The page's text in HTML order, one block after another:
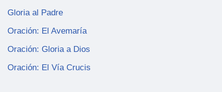
Gloria al Padre
Oración: El Avemaría
Oración: Gloria a Dios
Oración: El Vía Crucis